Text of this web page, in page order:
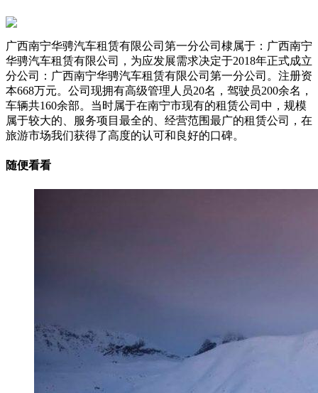
广西南宁华骋汽车租赁有限公司第一分公司棣属于：广西南宁
华骋汽车租赁有限公司，为应发展需求决定于2018年正式成立
分公司：广西南宁华骋汽车租赁有限公司第一分公司。注册资
本668万元。公司现拥有高级管理人员20名，驾驶员200余名，
车辆共160余部。当时属于在南宁市现有的租赁公司中，规模
属于较大的、服务项目最全的、经营范围最广的租赁公司，在
旅游市场我们获得了高度的认可和良好的口碑。
随便看看